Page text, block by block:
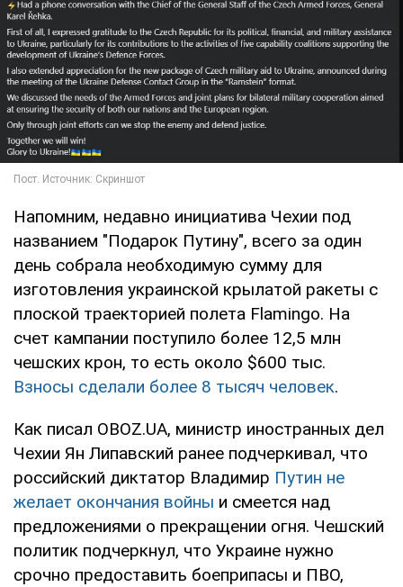
Напомним, недавно инициатива Чехии под
названием "Подарок Путину", всего за один
день собрала необходимую сумму для
изготовления украинской крылатой ракеты с
плоской траекторией полета Flamingo. На
счет кампании поступило более 12,5 млн
чешских крон, то есть около $600 тыс.
Взносы сделали более 8 тысяч человек.
Как писал OBOZ.UA, министр иностранных дел
Чехии Ян Липавский ранее подчеркивал, что
российский диктатор Владимир Путин не
желает окончания войны и смеется над
предложениями о прекращении огня. Чешский
политик подчеркнул, что Украине нужно
срочно предоставить боеприпасы и ПВО,